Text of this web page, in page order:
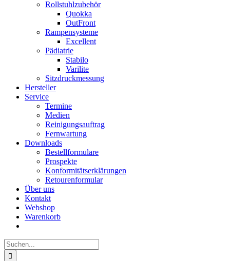
Rollstuhlzubehör
Quokka
OutFront
Rampensysteme
Excellent
Pädiatrie
Stabilo
Varilite
Sitzdruckmessung
Hersteller
Service
Termine
Medien
Reinigungsauftrag
Fernwartung
Downloads
Bestellformulare
Prospekte
Konformitätserklärungen
Retourenformular
Über uns
Kontakt
Webshop
Warenkorb
Suche
nach: